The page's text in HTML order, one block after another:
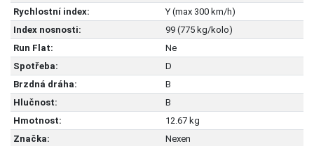
Rychlostní index:
Y (max 300 km/h)
Index nosnosti:
99 (775 kg/kolo)
Run Flat:
Ne
Spotřeba:
D
Brzdná dráha:
B
Hlučnost:
B
Hmotnost:
12.67 kg
Značka:
Nexen